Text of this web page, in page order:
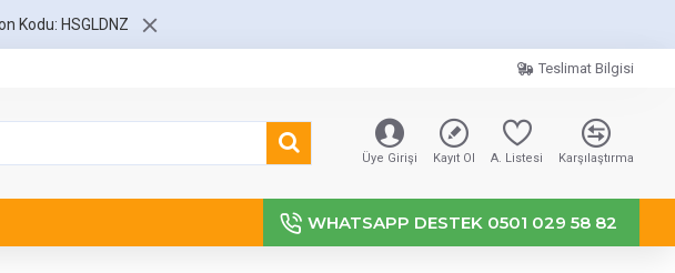
Kodu: HSGLDNZ
Teslimat Bilgisi
Üye Girişi Kayıt Ol A. Listesi Karşılaştırma
WHATSAPP DESTEK 0501 029 58 82